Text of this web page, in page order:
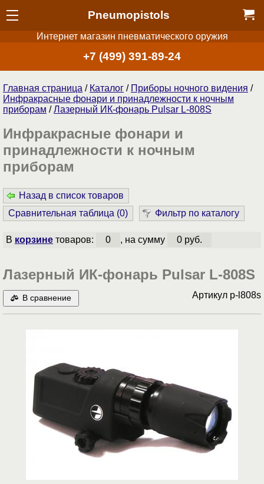
Pneumopistols
Интернет магазин пневматического оружия
+7 (499) 391-89-24
Главная страница / Каталог / Приборы ночного видения /
Инфракрасные фонари и принадлежности к ночным
приборам /Лазерный ИК-фонарь Pulsar L-808S
Инфракрасные фонари и
принадлежности к ночным
приборам
Назад в список товаров
Сравнительная таблица (0) Фильтр по каталогу
В корзинетоваров: 0 , на сумму 0 руб.
Лазерный ИК-фонарь Pulsar L-808S
В сравнение Артикул p-l808s